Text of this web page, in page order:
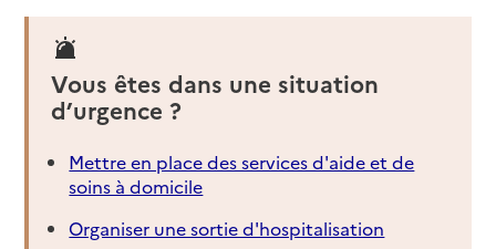
Vous êtes dans une situation
d’urgence ?
Mettre en place des services d'aide et de
soins à domicile
Organiser une sortie d'hospitalisation